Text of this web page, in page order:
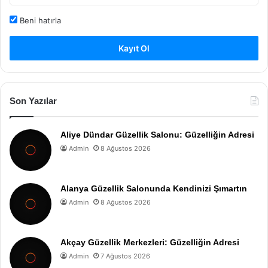
Beni hatırla
Kayıt Ol
Son Yazılar
Aliye Dündar Güzellik Salonu: Güzelliğin Adresi
Admin 8 Ağustos 2026
Alanya Güzellik Salonunda Kendinizi Şımartın
Admin 8 Ağustos 2026
Akçay Güzellik Merkezleri: Güzelliğin Adresi
Admin 7 Ağustos 2026